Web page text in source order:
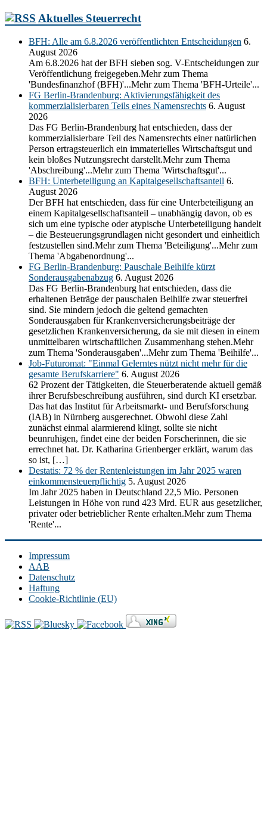
Aktuelles Steuerrecht
BFH: Alle am 6.8.2026 veröffentlichten Entscheidungen 6.
August 2026
Am 6.8.2026 hat der BFH sieben sog. V-Entscheidungen zur
Veröffentlichung freigegeben.Mehr zum Thema
'Bundesfinanzhof (BFH)'...Mehr zum Thema 'BFH-Urteile'...
FG Berlin-Brandenburg: Aktivierungsfähigkeit des
kommerzialisierbaren Teils eines Namensrechts 6. August
2026
Das FG Berlin-Brandenburg hat entschieden, dass der
kommerzialisierbare Teil des Namensrechts einer natürlichen
Person ertragsteuerlich ein immaterielles Wirtschaftsgut und
kein bloßes Nutzungsrecht darstellt.Mehr zum Thema
'Abschreibung'...Mehr zum Thema 'Wirtschaftsgut'...
BFH: Unterbeteiligung an Kapitalgesellschaftsanteil 6.
August 2026
Der BFH hat entschieden, dass für eine Unterbeteiligung an
einem Kapitalgesellschaftsanteil – unabhängig davon, ob es
sich um eine typische oder atypische Unterbeteiligung handelt
– die Besteuerungsgrundlagen nicht gesondert und einheitlich
festzustellen sind.Mehr zum Thema 'Beteiligung'...Mehr zum
Thema 'Abgabenordnung'...
FG Berlin-Brandenburg: Pauschale Beihilfe kürzt
Sonderausgabenabzug 6. August 2026
Das FG Berlin-Brandenburg hat entschieden, dass die
erhaltenen Beträge der pauschalen Beihilfe zwar steuerfrei
sind. Sie mindern jedoch die geltend gemachten
Sonderausgaben für Krankenversicherungsbeiträge der
gesetzlichen Krankenversicherung, da sie mit diesen in einem
unmittelbaren wirtschaftlichen Zusammenhang stehen.Mehr
zum Thema 'Sonderausgaben'...Mehr zum Thema 'Beihilfe'...
Job-Futuromat: "Einmal Gelerntes nützt nicht mehr für die
gesamte Berufskarriere" 6. August 2026
62 Prozent der Tätigkeiten, die Steuerberatende aktuell gemäß
ihrer Berufsbeschreibung ausführen, sind durch KI ersetzbar.
Das hat das Institut für Arbeitsmarkt- und Berufsforschung
(IAB) in Nürnberg ausgerechnet. Obwohl diese Zahl
zunächst einmal alarmierend klingt, sollte sie nicht
beunruhigen, findet eine der beiden Forscherinnen, die sie
errechnet hat. Dr. Katharina Grienberger erklärt, warum das
so ist, […]
Destatis: 72 % der Rentenleistungen im Jahr 2025 waren
einkommensteuerpflichtig 5. August 2026
Im Jahr 2025 haben in Deutschland 22,5 Mio. Personen
Leistungen in Höhe von rund 423 Mrd. EUR aus gesetzlicher,
privater oder betrieblicher Rente erhalten.Mehr zum Thema
'Rente'...
Impressum
AAB
Datenschutz
Haftung
Cookie-Richtlinie (EU)